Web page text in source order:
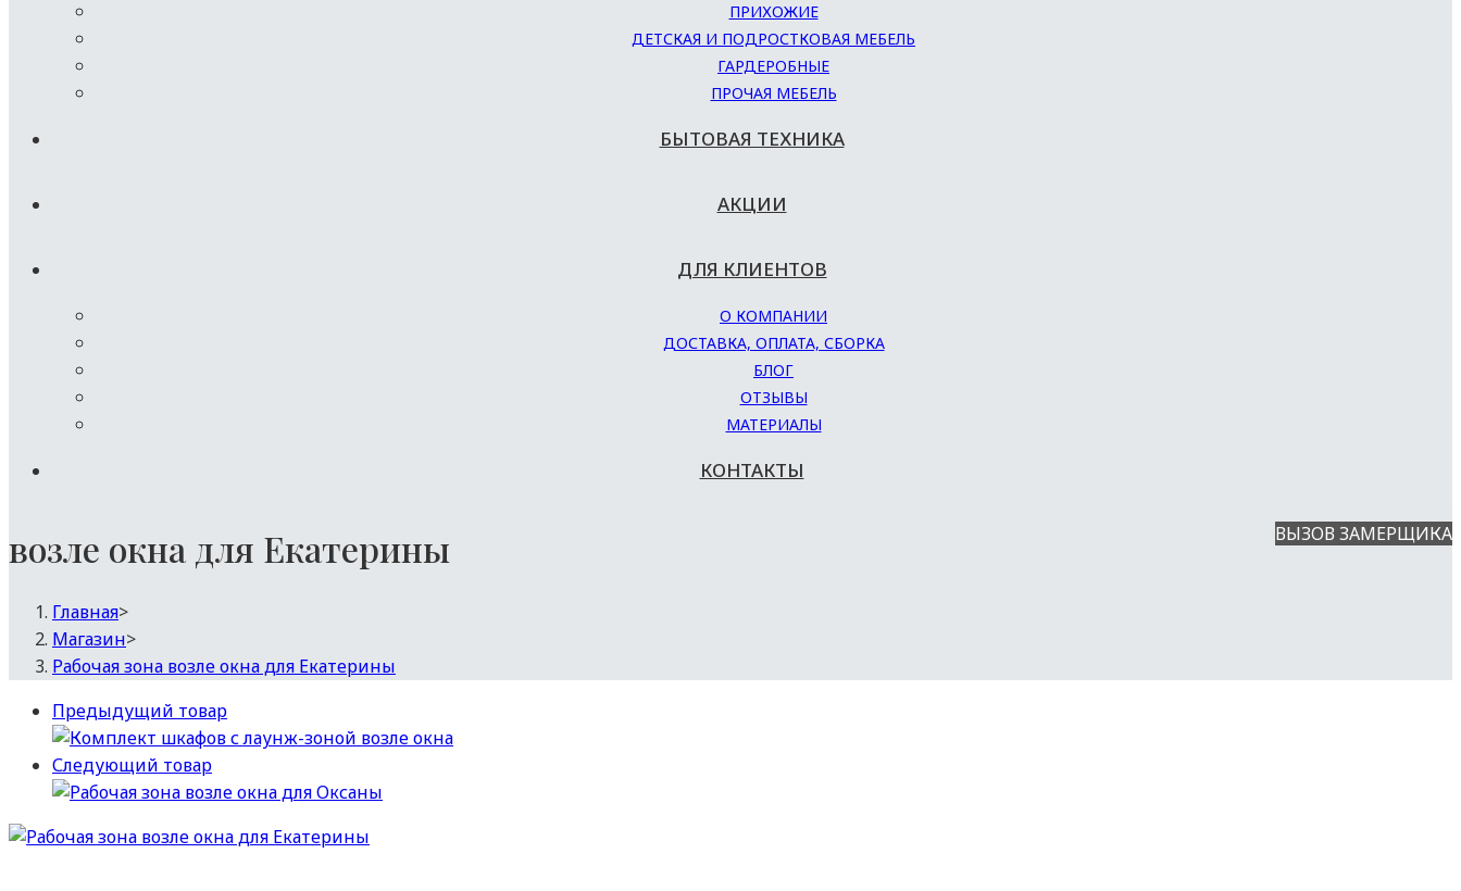
ПРИХОЖИЕ
ДЕТСКАЯ И ПОДРОСТКОВАЯ МЕБЕЛЬ
ГАРДЕРОБНЫЕ
ПРОЧАЯ МЕБЕЛЬ
БЫТОВАЯ ТЕХНИКА
АКЦИИ
ДЛЯ КЛИЕНТОВ
О КОМПАНИИ
ДОСТАВКА, ОПЛАТА, СБОРКА
БЛОГ
ОТЗЫВЫ
МАТЕРИАЛЫ
КОНТАКТЫ
ВЫЗОВ ЗАМЕРЩИКА
возле окна для Екатерины
Главная>
Магазин>
Рабочая зона возле окна для Екатерины
Предыдущий товар
Следующий товар